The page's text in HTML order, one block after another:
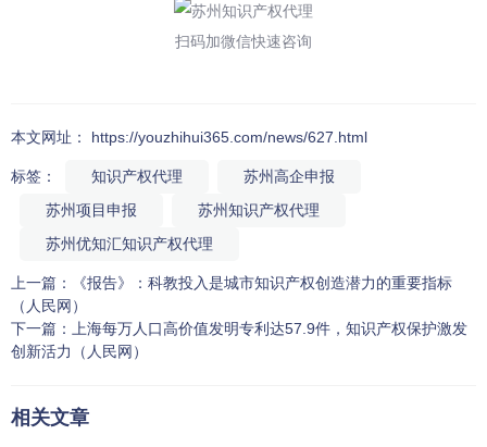
扫码加微信快速咨询
本文网址： https://youzhihui365.com/news/627.html
标签： 知识产权代理
苏州高企申报
苏州项目申报
苏州知识产权代理
苏州优知汇知识产权代理
上一篇：
《报告》：科教投入是城市知识产权创造潜力的重要指标
（人民网）
下一篇：
上海每万人口高价值发明专利达57.9件，知识产权保护激发
创新活力（人民网）
相关文章